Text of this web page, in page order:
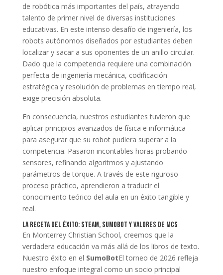
de robótica más importantes del país, atrayendo
talento de primer nivel de diversas instituciones
educativas. En este intenso desafío de ingeniería, los
robots autónomos diseñados por estudiantes deben
localizar y sacar a sus oponentes de un anillo circular.
Dado que la competencia requiere una combinación
perfecta de ingeniería mecánica, codificación
estratégica y resolución de problemas en tiempo real,
exige precisión absoluta.
En consecuencia, nuestros estudiantes tuvieron que
aplicar principios avanzados de física e informática
para asegurar que su robot pudiera superar a la
competencia. Pasaron incontables horas probando
sensores, refinando algoritmos y ajustando
parámetros de torque. A través de este riguroso
proceso práctico, aprendieron a traducir el
conocimiento teórico del aula en un éxito tangible y
real.
La Receta del Éxito: STEAM, SumoBot y Valores de MCS
En Monterrey Christian School, creemos que la
verdadera educación va más allá de los libros de texto.
Nuestro éxito en el SumoBotEl torneo de 2026 refleja
nuestro enfoque integral como un socio principal